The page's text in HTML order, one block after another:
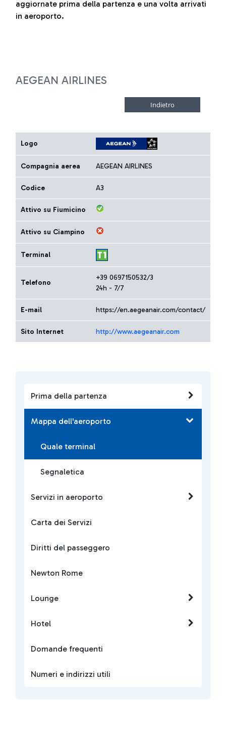
Prima della partenza
Mappa dell'aeroporto
Quale terminal
Segnaletica
Servizi in aeroporto
Carta dei Servizi
Diritti del passeggero
Newton Rome
Lounge
Hotel
Domande frequenti
Numeri e indirizzi utili
aggiornate prima della partenza e una volta arrivati
in aeroporto.
AEGEAN AIRLINES
Logo
Compagnia aerea AEGEAN AIRLINES
Codice A3
Attivo su Fiumicino
Attivo su Ciampino
Terminal
Telefono
+39 0697150532/3
24h - 7/7
E-mail https://en.aegeanair.com/contact/
Sito Internet http://www.aegeanair.com